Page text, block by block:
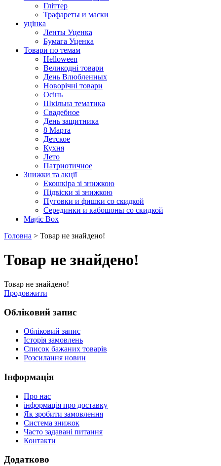
Гліттер
Трафареты и маски
уцінка
Ленты Уценка
Бумага Уценка
Товари по темам
Helloween
Великодні товари
День Влюбленных
Новорічні товари
Осінь
Шкільна тематика
Свадебное
День защитника
8 Марта
Детское
Кухня
Лето
Патриотичное
Знижки та акції
Екошкіра зі знижкою
Підвіски зі знижкою
Пуговки и фишки со скидкой
Серединки и кабошоны со скидкой
Magic Box
Головна > Товар не знайдено!
Товар не знайдено!
Товар не знайдено!
Продовжити
Обліковий запис
Обліковий запис
Історія замовлень
Список бажаних товарів
Розсилання новин
Інформація
Про нас
інформація про доставку
Як зробити замовлення
Система знижок
Часто задавані питання
Контакти
Додатково